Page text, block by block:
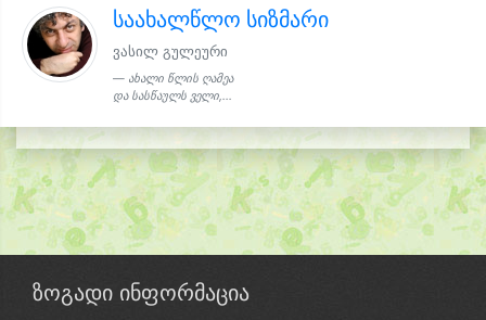
საახალწლო სიზმარი
ვასილ გულეური
ახალი წლის ღამეა
და სასწაულს ველი,...
ზოგადი ინფორმაცია